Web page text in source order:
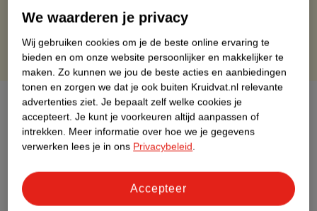
Gratis punten met je Kruidvat kaart
Over dit product
Productinformatie
Etiketinformatie
We waarderen je privacy
Wij gebruiken cookies om je de beste online ervaring te
bieden en om onze website persoonlijker en makkelijker te
maken. Zo kunnen we jou de beste acties en aanbiedingen
tonen en zorgen we dat je ook buiten Kruidvat.nl relevante
advertenties ziet. Je bepaalt zelf welke cookies je
accepteert. Je kunt je voorkeuren altijd aanpassen of
intrekken. Meer informatie over hoe we je gegevens
verwerken lees je in ons Privacybeleid.
Accepteer